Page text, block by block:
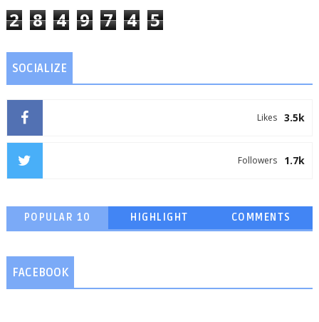
2 8 4 9 7 4 5
SOCIALIZE
3.5k
Likes
1.7k
Followers
POPULAR 10 HIGHLIGHT COMMENTS
FACEBOOK